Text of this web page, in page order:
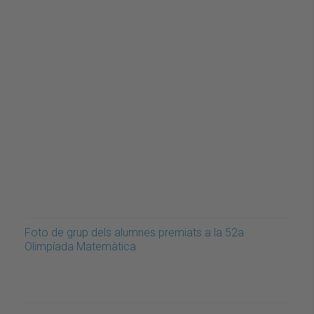
Foto de grup dels alumnes premiats a la 52a
Olimpíada Matemàtica